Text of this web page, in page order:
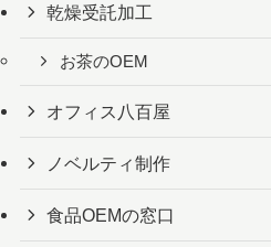
乾燥受託加工
お茶のOEM
オフィス八百屋
ノベルティ制作
食品OEMの窓口